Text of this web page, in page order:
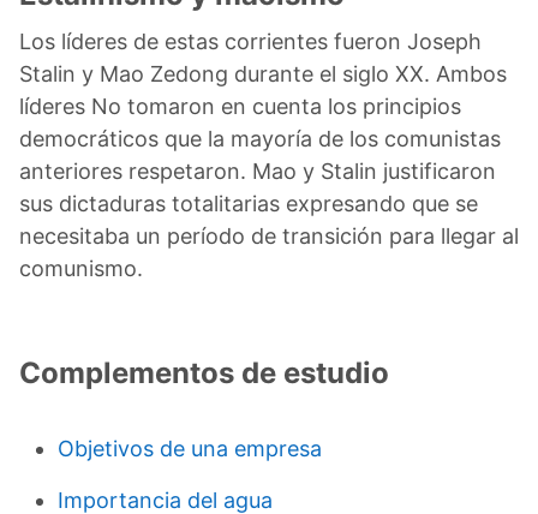
Los líderes de estas corrientes fueron Joseph
Stalin y Mao Zedong durante el siglo XX. Ambos
líderes No tomaron en cuenta los principios
democráticos que la mayoría de los comunistas
anteriores respetaron. Mao y Stalin justificaron
sus dictaduras totalitarias expresando que se
necesitaba un período de transición para llegar al
comunismo.
Complementos de estudio
Objetivos de una empresa
Importancia del agua